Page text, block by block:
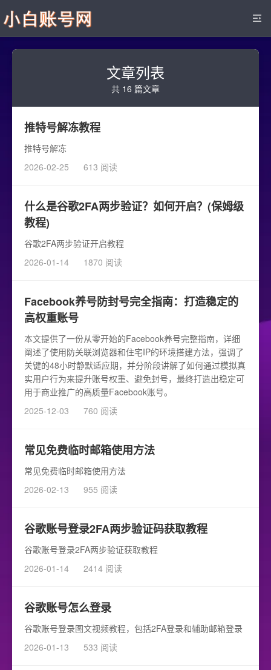
文章列表
共 16 篇文章
推特号解冻教程
推特号解冻
2026-02-25
613 阅读
什么是谷歌2FA两步验证？如何开启？(保姆级
教程)
谷歌2FA两步验证开启教程
2026-01-14
1870 阅读
Facebook养号防封号完全指南：打造稳定的
高权重账号
本文提供了一份从零开始的Facebook养号完整指南，详细
阐述了使用防关联浏览器和住宅IP的环境搭建方法，强调了
关键的48小时静默适应期，并分阶段讲解了如何通过模拟真
实用户行为来提升账号权重、避免封号，最终打造出稳定可
用于商业推广的高质量Facebook账号。
2025-12-03
760 阅读
常见免费临时邮箱使用方法
常见免费临时邮箱使用方法
2026-02-13
955 阅读
谷歌账号登录2FA两步验证码获取教程
谷歌账号登录2FA两步验证获取教程
2026-01-14
2414 阅读
谷歌账号怎么登录
谷歌账号登录图文视频教程，包括2FA登录和辅助邮箱登录
2026-01-13
533 阅读